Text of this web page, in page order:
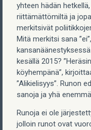
yhteen hädän
riittämättömiltä ja
merkitsivät
Mitä merkitsi sana
kesällä 2015?
köyhempänä”,
”Alikielisyys”. Runon
sanoja ja yhä
Runoja ei ole
jolloin runot ovat